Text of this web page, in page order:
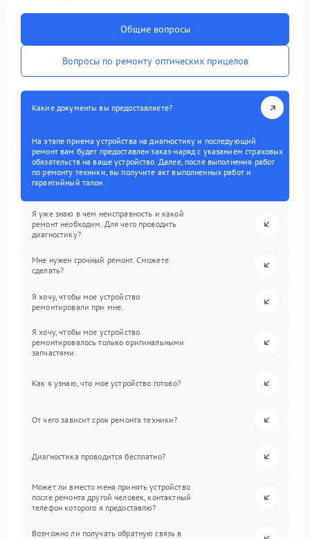
Общие вопросы
Вопросы по ремонту оптических прицелов
Какие документы вы предоставляете?
На этапе приема устройства на диагностику и последующий
ремонт вам будет предоставлен заказ-наряд с указанием страховых
обязательств на ваше устройство. Далее, после выполнения работ
по ремонту техники, вы получите акт выполненных работ и
гарантийный талон.
Я уже знаю в чем неисправность и какой
ремонт необходим. Для чего проводить
диагностику?
Мне нужен срочный ремонт. Сможете
сделать?
Я хочу, чтобы мое устройство
ремонтировали при мне.
Я хочу, чтобы мое устройство
ремонтировалось только оригинальными
запчастями.
Как я узнаю, что мое устройство готово?
От чего зависит срок ремонта техники?
Диагностика проводится бесплатно?
Может ли вместо меня принять устройство
после ремонта другой человек, контактный
телефон которого я предоставлю?
Возможно ли получать обратную связь в